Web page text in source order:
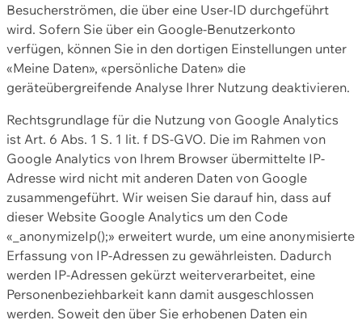
Besucherströmen, die über eine User-ID durchgeführt
wird. Sofern Sie über ein Google-Benutzerkonto
verfügen, können Sie in den dortigen Einstellungen unter
«Meine Daten», «persönliche Daten» die
geräteübergreifende Analyse Ihrer Nutzung deaktivieren.
Rechtsgrundlage für die Nutzung von Google Analytics
ist Art. 6 Abs. 1 S. 1 lit. f DS-GVO. Die im Rahmen von
Google Analytics von Ihrem Browser übermittelte IP-
Adresse wird nicht mit anderen Daten von Google
zusammengeführt. Wir weisen Sie darauf hin, dass auf
dieser Website Google Analytics um den Code
«_anonymizeIp();» erweitert wurde, um eine anonymisierte
Erfassung von IP-Adressen zu gewährleisten. Dadurch
werden IP-Adressen gekürzt weiterverarbeitet, eine
Personenbeziehbarkeit kann damit ausgeschlossen
werden. Soweit den über Sie erhobenen Daten ein